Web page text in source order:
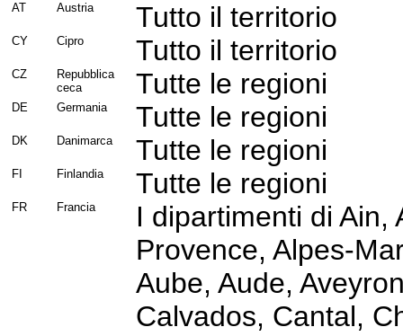
AT
Austria Tutto il territorio
CY Cipro Tutto il territorio
CZ
Repubblica
ceca
Tutte le regioni
DE Germania Tutte le regioni
DK Danimarca Tutte le regioni
FI Finlandia Tutte le regioni
FR Francia
I dipartimenti di Ain,
Provence, Alpes-
Aube, Aude,
Calvados, Cantal,